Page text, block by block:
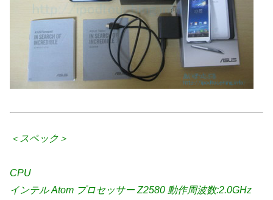
＜スペック＞
CPU
インテル Atom プロセッサー Z2580 動作周波数:2.0GHz